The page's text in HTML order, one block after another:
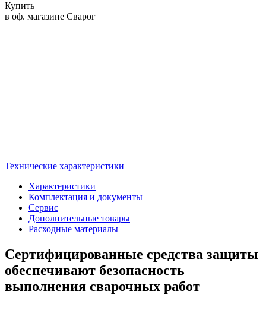
Купить
в оф. магазине Сварог
Технические характеристики
Характеристики
Комплектация и документы
Сервис
Дополнительные товары
Расходные материалы
Сертифицированные средства защиты
обеспечивают безопасность
выполнения сварочных работ